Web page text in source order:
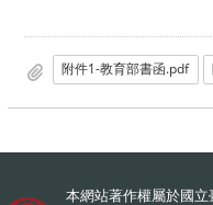
附件1-教育部書函.pdf
本網站著作權屬於國